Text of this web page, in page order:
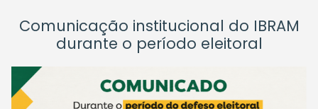
Comunicação institucional do IBRAM
durante o período eleitoral